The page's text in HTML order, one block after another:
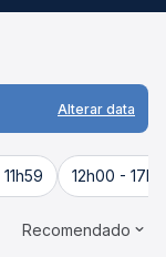
Alterar data
12h00 -
Recomendado